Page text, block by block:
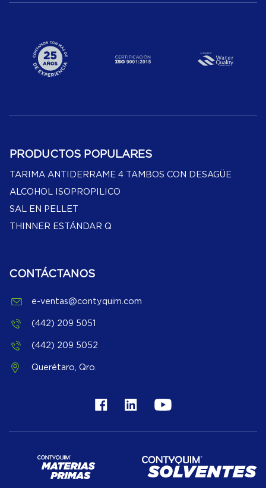
PRODUCTOS POPULARES
TARIMA ANTIDERRAME 4 TAMBOS CON DESAGÜE
ALCOHOL ISOPROPILICO
SAL EN PELLET
THINNER ESTÁNDAR Q
CONTÁCTANOS
e-ventas@contyquim.com
(442) 209 5051
(442) 209 5052
Querétaro, Qro.